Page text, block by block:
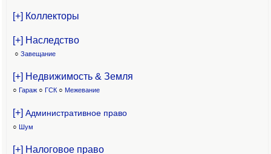
[+] Коллекторы
[+] Наследство
○ Завещание
[+] Недвижимость & Земля
○ Гараж ○ ГСК ○ Межевание
[+] Административное право
○ Шум
[+] Налоговое право